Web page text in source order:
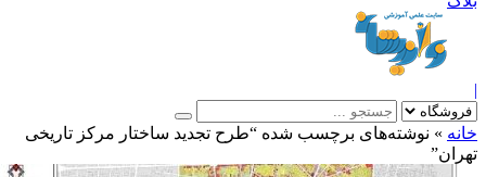
»نوشته‌های برچسب شده “طرح تجدید ساختار مرکز تاریخی